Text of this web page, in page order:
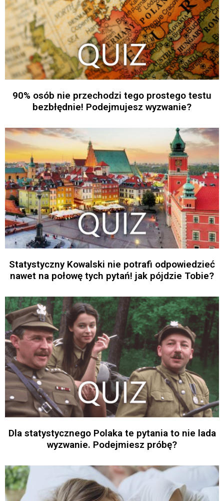
90% osób nie przechodzi tego prostego testu
bezbłędnie! Podejmujesz wyzwanie?
Statystyczny Kowalski nie potrafi odpowiedzieć
nawet na połowę tych pytań! jak pójdzie Tobie?
Dla statystycznego Polaka te pytania to nie lada
wyzwanie. Podejmiesz próbę?